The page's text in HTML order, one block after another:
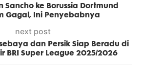
Sancho ke Borussia Dortmund
Gagal, Ini Penyebabnya
next post
dan Persik Siap Beradu di
BRI Super League 2025/2026